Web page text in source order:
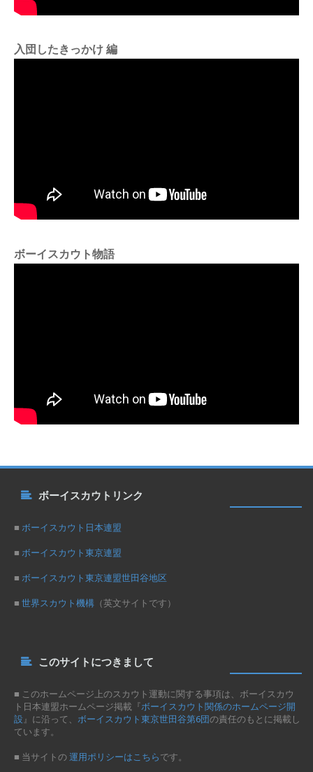
入団したきっかけ 編
ボーイスカウト物語
ボーイスカウトリンク
■ ボーイスカウト日本連盟
■ ボーイスカウト東京連盟
■ ボーイスカウト東京連盟世田谷地区
■ 世界スカウト機構 （英文サイトです）
このサイトにつきまして
■ このホームページ上のスカウト運動に関する事項は、ボーイスカウ
ト日本連盟ホームページ掲載『ボーイスカウト関係のホームページ開
設 』に沿って、 ボーイスカウト東京世田谷第6団の責任のもとに掲載し
ています。
■ 当サイトの 運用ポリシーはこちら です。